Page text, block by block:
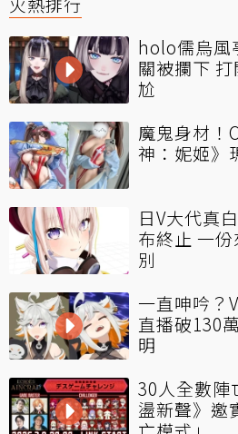
holo儒烏風
關被攔下
尬
魔鬼身材！
神：妮姬》
日V大代真
布終止 一
別
一直呻吟？
直播破130
明
30人全數陣
盪新聲》邀